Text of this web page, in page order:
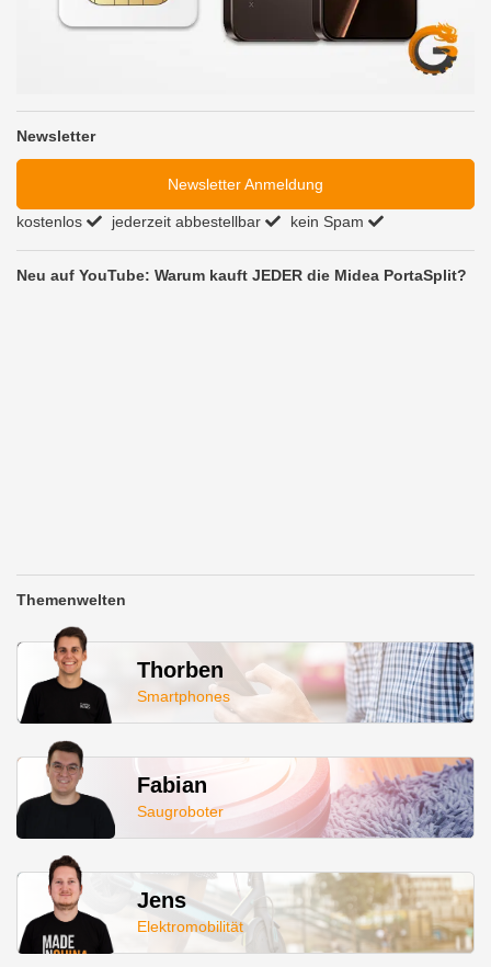
Newsletter
Newsletter Anmeldung
kostenlos jederzeit abbestellbar kein Spam
Neu auf YouTube: Warum kauft JEDER die Midea PortaSplit?
Themenwelten
Thorben
Smartphones
Fabian
Saugroboter
Jens
Elektromobilität